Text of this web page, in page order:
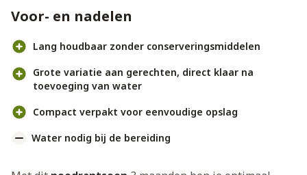
Voor- en nadelen
Lang houdbaar zonder conserveringsmiddelen
Grote variatie aan gerechten, direct klaar na
toevoeging van water
Compact verpakt voor eenvoudige opslag
Water nodig bij de bereiding